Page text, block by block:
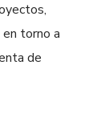
torno a
de